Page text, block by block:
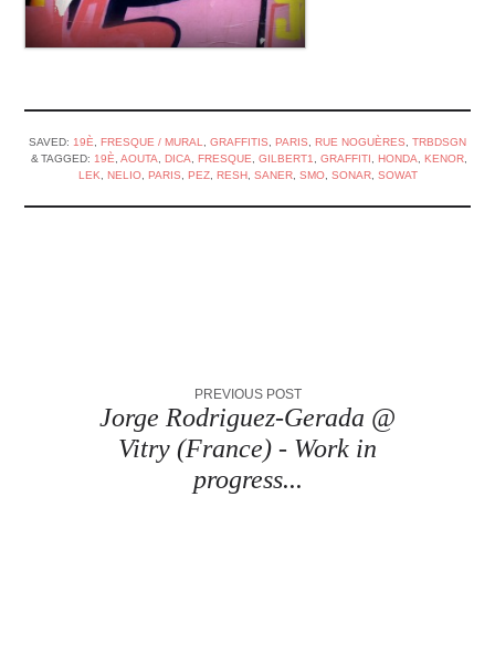
SAVED: 19È, FRESQUE / MURAL, GRAFFITIS, PARIS, RUE NOGUÈRES, TRBDSGN
TAGGED: 19È, AOUTA, DICA, FRESQUE, GILBERT1, GRAFFITI , HONDA, KENOR,
LEK, NELIO, PARIS, PEZ, RESH, SANER, SMO, SONAR, SOWAT
PREVIOUS POST
Jorge Rodriguez-Gerada @
Vitry (France) - Work in
progress...